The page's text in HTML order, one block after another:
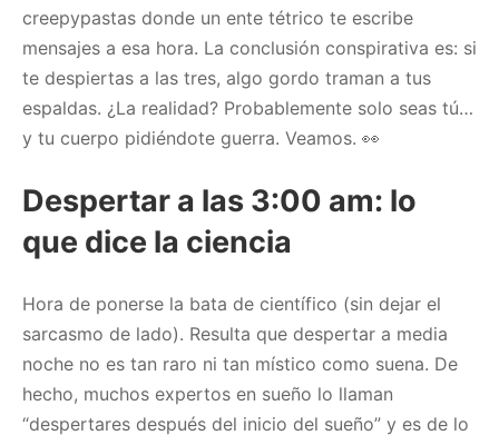
creepypastas donde un ente tétrico te escribe
mensajes a esa hora. La conclusión conspirativa es: si
te despiertas a las tres, algo gordo traman a tus
espaldas. ¿La realidad? Probablemente solo seas tú…
y tu cuerpo pidiéndote guerra. Veamos. 👀
Despertar a las 3:00 am: lo
que dice la ciencia
Hora de ponerse la bata de científico (sin dejar el
sarcasmo de lado). Resulta que despertar a media
noche no es tan raro ni tan místico como suena. De
hecho, muchos expertos en sueño lo llaman
“despertares después del inicio del sueño” y es de lo